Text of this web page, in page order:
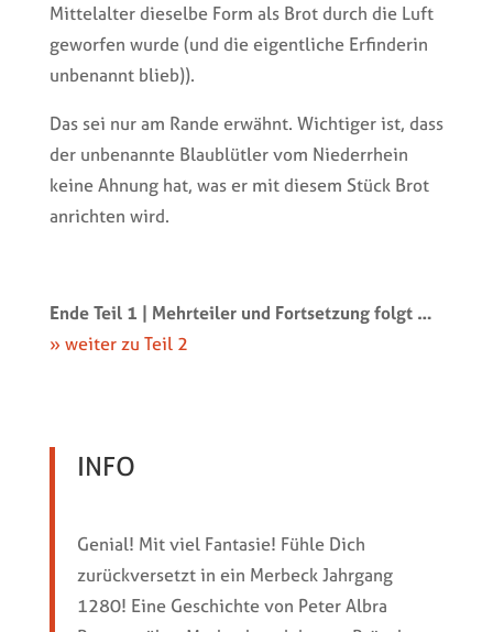
Mittelalter dieselbe Form als Brot durch die Luft
geworfen wurde (und die eigentliche Erfinderin
unbenannt blieb)).
Das sei nur am Rande erwähnt. Wichtiger ist, dass
der unbenannte Blaublütler vom Niederrhein
keine Ahnung hat, was er mit diesem Stück Brot
anrichten wird.
Ende Teil 1 | Mehrteiler und Fortsetzung folgt …
» weiter zu Teil 2
INFO
Genial! Mit viel Fantasie! Fühle Dich
zurückversetzt in ein Merbeck Jahrgang
1280! Eine Geschichte von Peter Albra